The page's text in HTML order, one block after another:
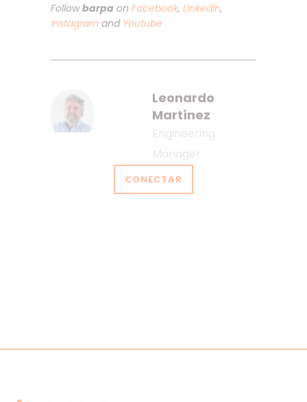
Followbarpa on Facebook, Linkedin,
Instagram and Youtube
Leonardo
Martínez
Engineering
Manager
CONECTAR